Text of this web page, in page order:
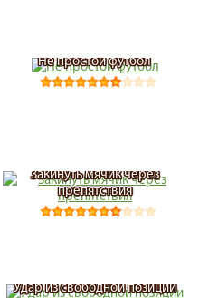
Не простой футбол
Закинуть мячик через
препятствия
Удар из свободной позиции